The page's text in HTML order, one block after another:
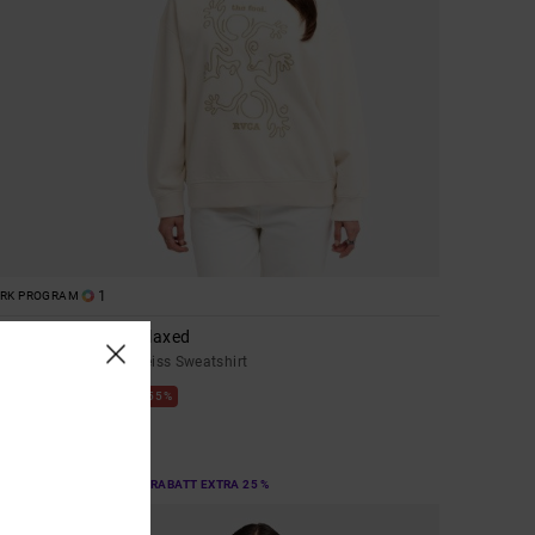
PROGRAM 1
Raver Relaxed
Frauen Weiss Sweatshirt
55%
DOPPELTER RABATT EXTRA 25 %